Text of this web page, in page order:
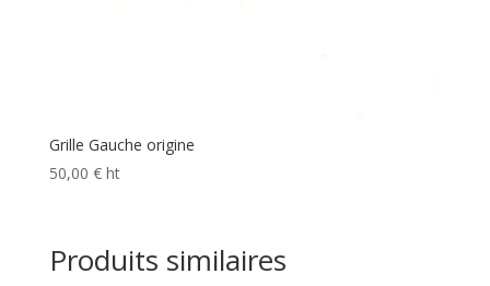
Grille Gauche origine
50,00 € ht
Produits similaires